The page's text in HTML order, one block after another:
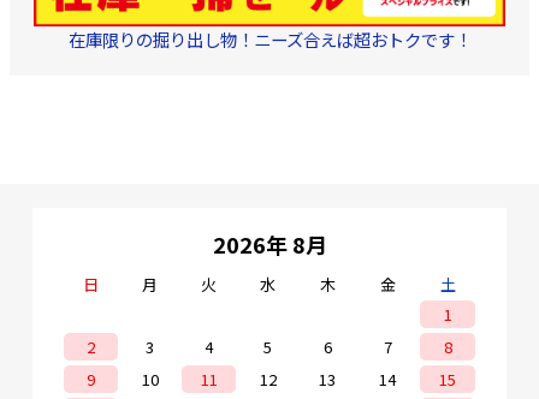
5V1A ACアダプターを
購入してください。
在庫限りの掘り出し物！ニーズ合えば超おトクです！
2026年 8月
日 月 火 水 木 金
土
1
2
3 4 5 6 7
8
9
10 11 12 13 14
15